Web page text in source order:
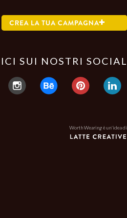
CREA LA TUA CAMPAGNA
SUI NOSTRI SOCIAL
Worth Wearing è un'idea di